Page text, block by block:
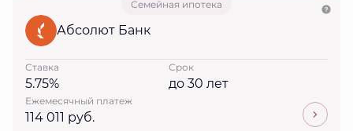
Семейная ипотека
Абсолют Банк
Ставка
5.75%
Срок
до 30 лет
Ежемесячный платеж
114 011 руб.